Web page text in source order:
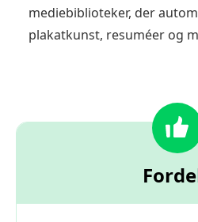
mediebiblioteker, der
plakatkunst, resuméer og